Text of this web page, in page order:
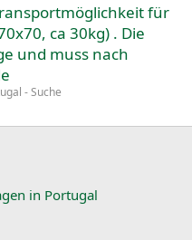
für
ca 30kg) . Die
und muss nach
- Suche